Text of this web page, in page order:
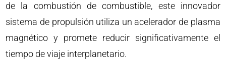
de la combustión de combustible, este innovador
sistema de propulsión utiliza un acelerador de plasma
magnético y promete reducir significativamente el
tiempo de viaje interplanetario.